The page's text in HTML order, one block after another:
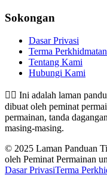
Sokongan
Dasar Privasi
Terma Perkhidmatan
Tentang Kami
Hubungi Kami
👉🏻 Ini adalah laman
dibuat oleh peminat
permainan, tanda
masing-masing.
© 2025 Laman Panduan
oleh Peminat Permainan
Dasar PrivasiTerma